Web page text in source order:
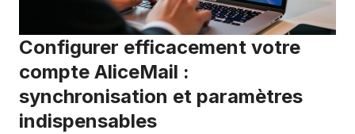
Configurer efficacement votre
compte AliceMail :
synchronisation et paramètres
indispensables